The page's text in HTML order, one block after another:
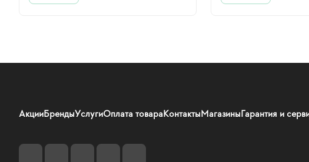
АкцииБрендыУслугиОплата товараКонтактыМагазиныГарантия и